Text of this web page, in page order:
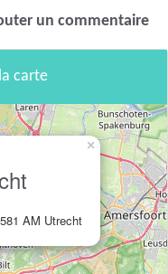
un commentaire
carte
AM Utrecht
×